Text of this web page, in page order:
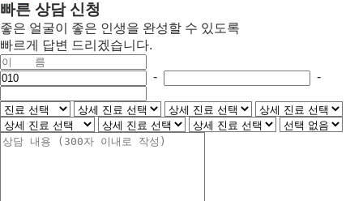
빠른 상담 신청
좋은 얼굴이 좋은 인생을 완성할 수 있도록
빠르게 답변 드리겠습니다.
이
름
휴
폰
번
호
휴
폰
번
호
휴
폰
번
호
- -
진
료